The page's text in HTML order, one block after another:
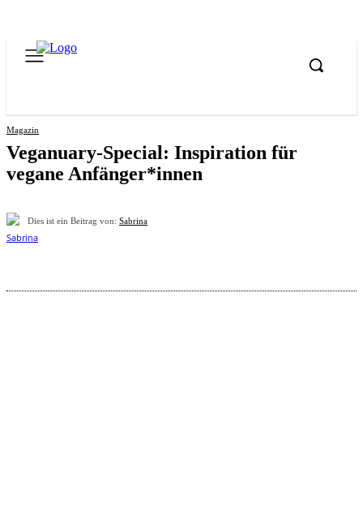
Magazin
Veganuary-Special: Inspiration für
vegane Anfänger*innen
Dies ist ein Beitrag von: Sabrina